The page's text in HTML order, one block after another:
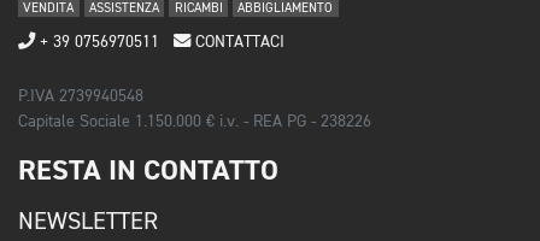
VENDITA ASSISTENZA RICAMBI ABBIGLIAMENTO
+ 39 0756970511 CONTATTACI
P.IVA 2739940548
Capitale Sociale 1.150.000 € i.v. - REA PG - 238226
RESTA IN CONTATTO
NEWSLETTER